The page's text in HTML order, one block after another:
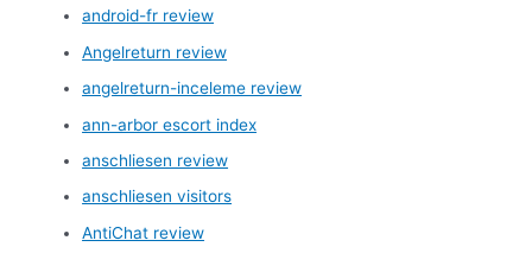
android-fr review
Angelreturn review
angelreturn-inceleme review
ann-arbor escort index
anschliesen review
anschliesen visitors
AntiChat review